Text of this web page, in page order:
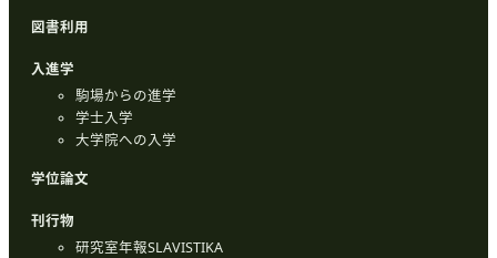
図書利用
入進学
駒場からの進学
学士入学
大学院への入学
学位論文
刊行物
研究室年報SLAVISTIKA